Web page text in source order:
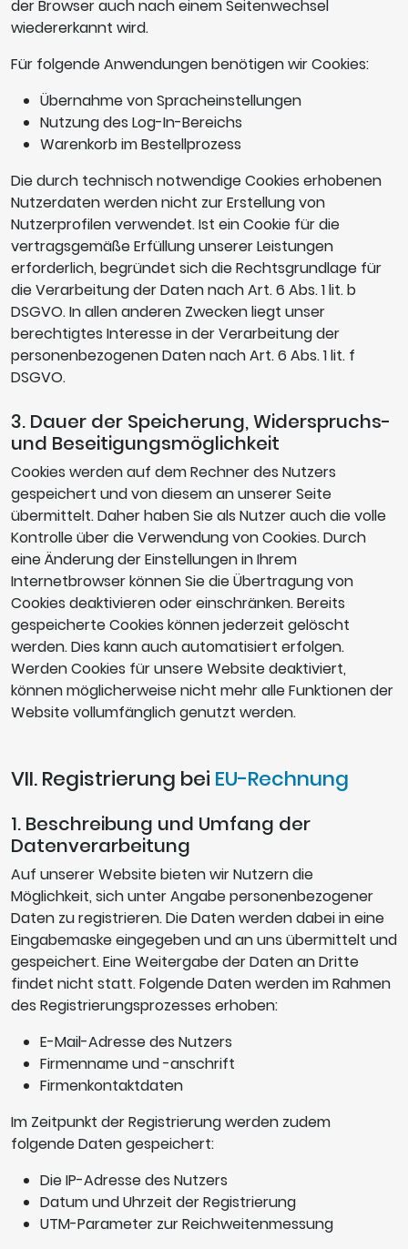
der Browser auch nach einem Seitenwechsel
wiedererkannt wird.
Für folgende Anwendungen benötigen wir Cookies:
Übernahme von Spracheinstellungen
Nutzung des Log-In-Bereichs
Warenkorb im Bestellprozess
Die durch technisch notwendige Cookies erhobenen
Nutzerdaten werden nicht zur Erstellung von
Nutzerprofilen verwendet. Ist ein Cookie für die
vertragsgemäße Erfüllung unserer Leistungen
erforderlich, begründet sich die Rechtsgrundlage für
die Verarbeitung der Daten nach Art. 6 Abs. 1 lit. b
DSGVO. In allen anderen Zwecken liegt unser
berechtigtes Interesse in der Verarbeitung der
personenbezogenen Daten nach Art. 6 Abs. 1 lit. f
DSGVO.
3. Dauer der Speicherung, Widerspruchs-
und Beseitigungsmöglichkeit
Cookies werden auf dem Rechner des Nutzers
gespeichert und von diesem an unserer Seite
übermittelt. Daher haben Sie als Nutzer auch die volle
Kontrolle über die Verwendung von Cookies. Durch
eine Änderung der Einstellungen in Ihrem
Internetbrowser können Sie die Übertragung von
Cookies deaktivieren oder einschränken. Bereits
gespeicherte Cookies können jederzeit gelöscht
werden. Dies kann auch automatisiert erfolgen.
Werden Cookies für unsere Website deaktiviert,
können möglicherweise nicht mehr alle Funktionen der
Website vollumfänglich genutzt werden.
VII. Registrierung bei EU-Rechnung
1. Beschreibung und Umfang der
Datenverarbeitung
Auf unserer Website bieten wir Nutzern die
Möglichkeit, sich unter Angabe personenbezogener
Daten zu registrieren. Die Daten werden dabei in eine
Eingabemaske eingegeben und an uns übermittelt und
gespeichert. Eine Weitergabe der Daten an Dritte
findet nicht statt. Folgende Daten werden im Rahmen
des Registrierungsprozesses erhoben:
E-Mail-Adresse des Nutzers
Firmenname und -anschrift
Firmenkontaktdaten
Im Zeitpunkt der Registrierung werden zudem
folgende Daten gespeichert:
Die IP-Adresse des Nutzers
Datum und Uhrzeit der Registrierung
UTM-Parameter zur Reichweitenmessung